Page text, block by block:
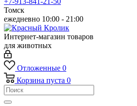
Томск
ежедневно 10:00 - 21:00
Интернет-магазин товаров
для животных
Отложенные 0
Корзина пуста 0